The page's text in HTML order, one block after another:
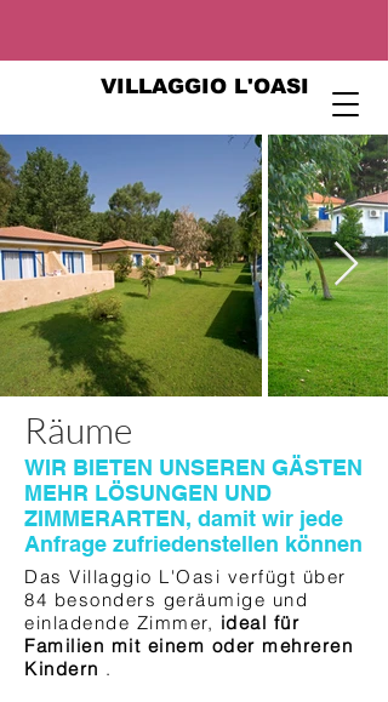
VILLAGGIO L'OASI
Räume
WIR BIETEN UNSEREN GÄSTEN
MEHR LÖSUNGEN UND
ZIMMERARTEN, damit wir jede
Anfrage zufriedenstellen können
Das Villaggio L'Oasi verfügt über
84 besonders geräumige und
einladende Zimmer, ideal für
Familien mit einem oder mehreren
Kindern .